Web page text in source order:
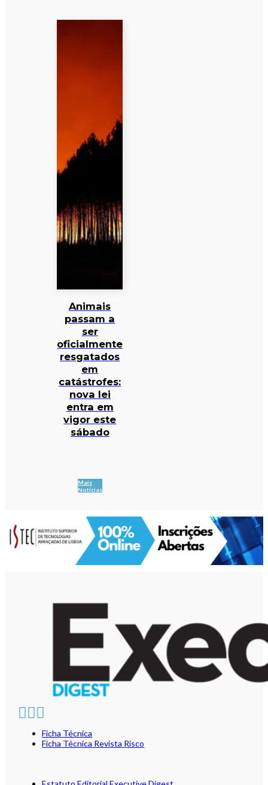
Animais
passam a
ser
oficialmente
resgatados
em
catástrofes:
nova lei
entra em
vigor este
sábado
Mais
Notícias
Ficha Técnica
Ficha Técnica Revista Risco